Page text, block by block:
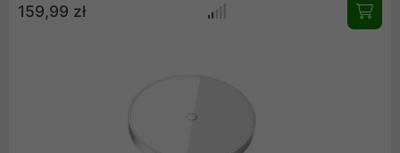
minimalistyczny design nadają ładowarce eleganckiego i
uniwersalnego wyglądu. Najnowsza generacja biurkowych
159,99 zł